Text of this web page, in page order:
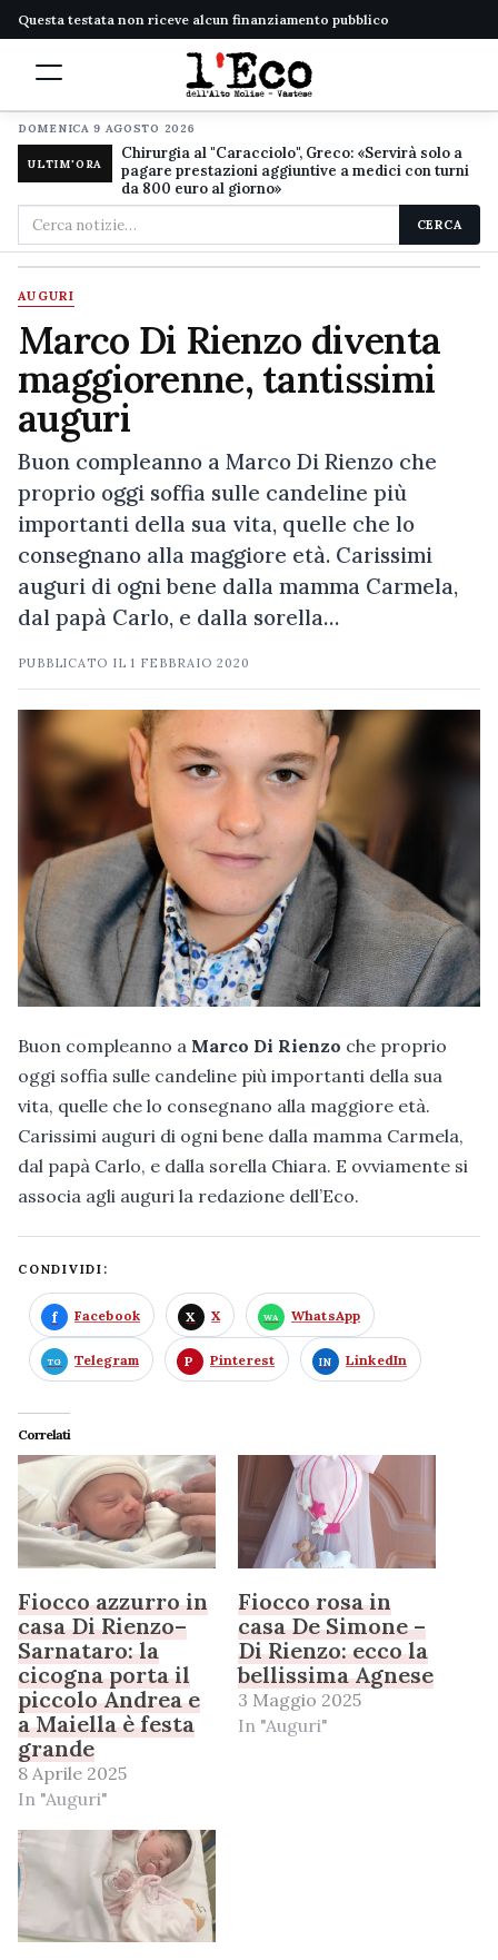
Questa testata non riceve alcun finanziamento pubblico
DOMENICA 9 AGOSTO 2026
ULTIM'ORA
Chirurgia al "Caracciolo", Greco: «Servirà solo a
pagare prestazioni aggiuntive a medici con turni
da 800 euro al giorno»
Cerca
nel
sito
CERCA
AUGURI
Marco Di Rienzo diventa
maggiorenne, tantissimi
auguri
Buon compleanno a Marco Di Rienzo che
proprio oggi soffia sulle candeline più
importanti della sua vita, quelle che lo
consegnano alla maggiore età. Carissimi
auguri di ogni bene dalla mamma Carmela,
dal papà Carlo, e dalla sorella…
PUBBLICATO IL1 FEBBRAIO 2020
Buon compleanno a Marco Di Rienzo che proprio
oggi soffia sulle candeline più importanti della sua
vita, quelle che lo consegnano alla maggiore età.
Carissimi auguri di ogni bene dalla mamma Carmela,
dal papà Carlo, e dalla sorella Chiara. E ovviamente si
associa agli auguri la redazione dell’Eco.
CONDIVIDI:
Facebook X WhatsApp
Telegram Pinterest LinkedIn
Correlati
Fiocco azzurro in
casa Di Rienzo–
Sarnataro: la
cicogna porta il
piccolo Andrea e
a Maiella è festa
grande
8 Aprile 2025
In "Auguri"
Fiocco rosa in
casa De Simone –
Di Rienzo: ecco la
bellissima Agnese
3 Maggio 2025
In "Auguri"